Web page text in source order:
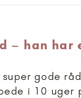
han har
gode
i 10 uger